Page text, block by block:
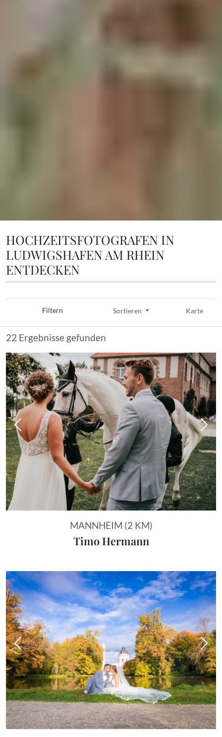
HOCHZEITSFOTOGRAFEN IN
LUDWIGSHAFEN AM RHEIN
ENTDECKEN
Filtern Sortieren Karte
22 Ergebnisse gefunden
Vorheriges Bild
MANNHEIM (2 KM)
Timo Hermann
Vorheriges Bild